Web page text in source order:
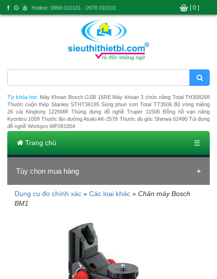
Từ khóa hot: Máy Khoan Bosch GSB 16RE Máy khoan 3 chức năng Total TH308268
Thước cuộn thép Stanley STHT36195 Súng phun sơn Total TT3506 Bộ vòng miệng
26 cái Kingtony 1226MR Thùng đựng đồ nghề Truper 11506 Đồng hồ vạn năng
Kyoritsu 1009 Thước lăn đường Asaki AK-2578 Thước đo góc Shinwa 62490 Túi đựng
đồ nghề Workpro WP281004
Trang chủ ☰
Tùy chọn mua hàng
Đang tải dữ liệu
Dụng cụ đo chính xác » Các loại khác » Chân máy Bosch
BM1
Hotline: 0968 010101 - 0978 010101 [ 0 ]